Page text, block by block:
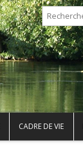
CADRE DE VIE